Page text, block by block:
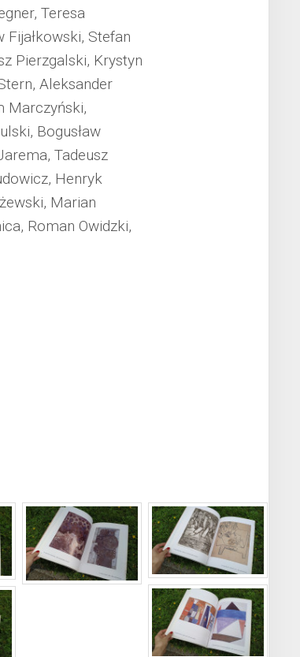
Teresa
Fijałkowski, Stefan
Pierzgalski, Krystyn
Aleksander
Marczyński,
Bogusław
Tadeusz
Henryk
Marian
Roman Owidzki,